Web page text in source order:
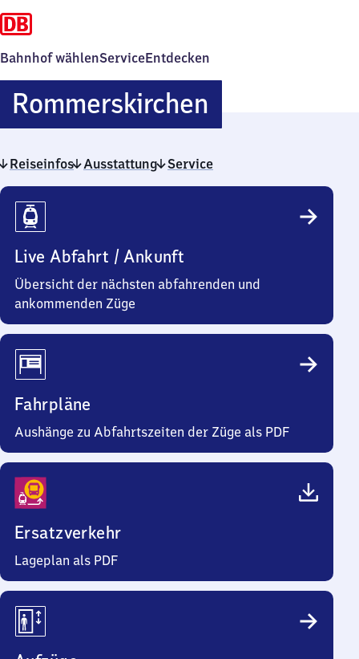
Bahnhof wählenServiceEntdecken
Rommerskirchen
Reiseinfos Ausstattung Service
Reiseinfos
Live Abfahrt / Ankunft
Übersicht der nächsten abfahrenden und
ankommenden Züge
Fahrpläne
Aushänge zu Abfahrtszeiten der Züge als PDF
Ersatzverkehr
Lageplan als PDF